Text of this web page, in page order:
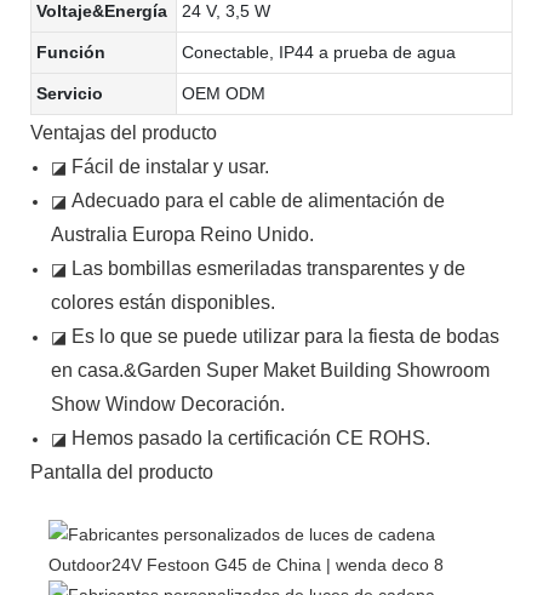
Voltaje&Energía 24 V, 3,5 W
Función Conectable, IP44 a prueba de agua
Servicio OEM ODM
Ventajas del producto
◪ Fácil de instalar y usar.
◪ Adecuado para el cable de alimentación de
Australia Europa Reino Unido.
◪ Las bombillas esmeriladas transparentes y de
colores están disponibles.
◪ Es lo que se puede utilizar para la fiesta de bodas
en casa.&Garden Super Maket Building Showroom
Show Window Decoración.
◪ Hemos pasado la certificación CE ROHS.
Pantalla del producto